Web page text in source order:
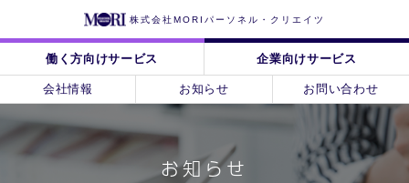
株式会社MORIパーソネル・クリエイツ
働く方向けサービス 企業向けサービス
会社情報 お知らせ お問い合わせ
お知らせ